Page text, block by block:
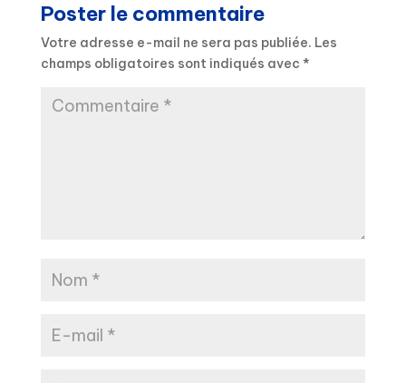
Poster le commentaire
Votre adresse e-mail ne sera pas publiée. Les
champs obligatoires sont indiqués avec *